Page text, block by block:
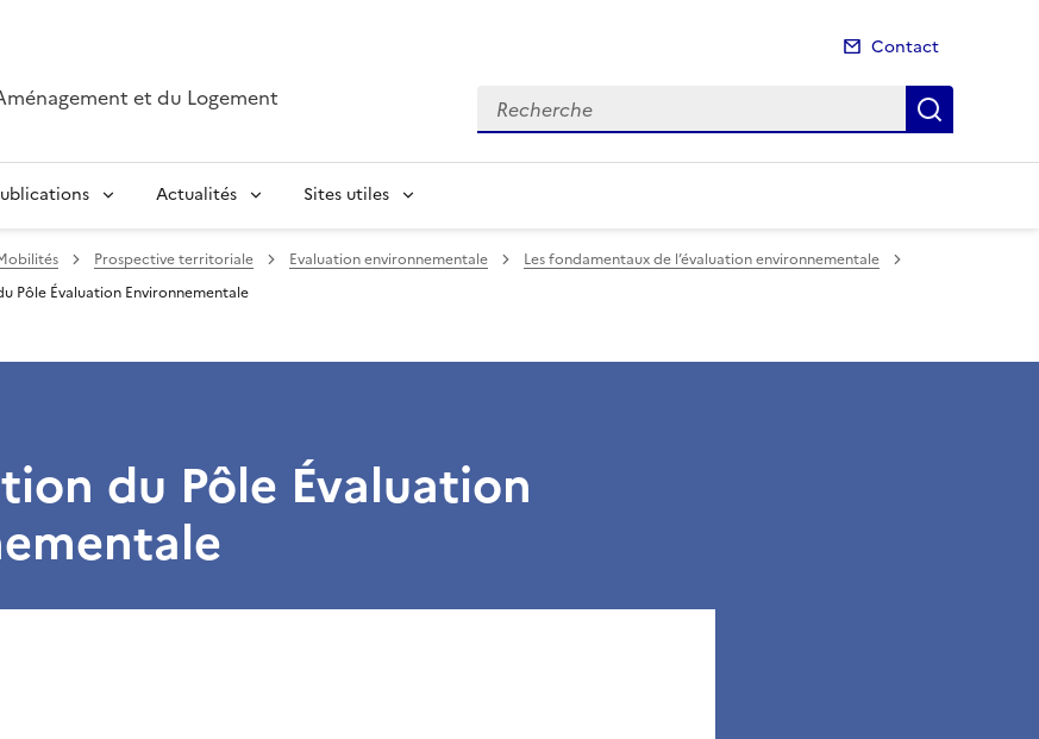
et du Logement
Contact
Recherche
Actualités Sites utiles
Prospective territoriale Evaluation environnementale
Les fondamentaux de l’évaluation environnementale
Pôle Évaluation Environnementale
du Pôle Évaluation